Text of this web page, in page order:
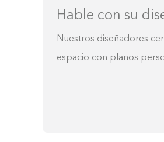
Hable con su
Nuestros diseñadores
espacio con planos